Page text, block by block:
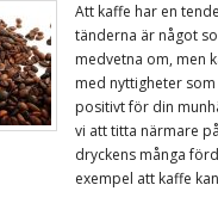
Att kaffe har en
tänderna är något
medvetna om, men
med nyttigheter
positivt för din
vi att titta närmare
dryckens många
exempel att kaffe